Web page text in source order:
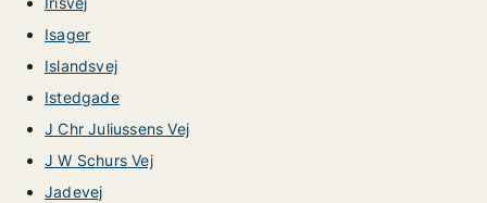
Isager
Islandsvej
Istedgade
J Chr Juliussens Vej
J W Schurs Vej
Jadevej